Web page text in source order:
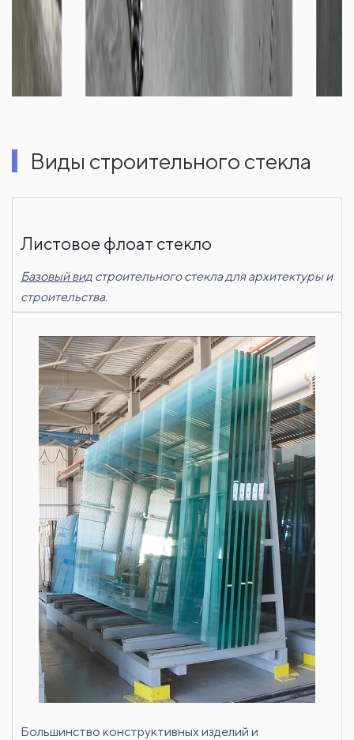
Виды строительного стекла
Листовое флоат стекло
Базовый вид строительного стекла для архитектуры и
строительства.
Большинство конструктивных изделий и